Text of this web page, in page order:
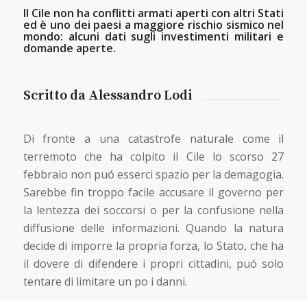
Il Cile non ha conflitti armati aperti con altri Stati
ed è uno dei paesi a maggiore rischio sismico nel
mondo: alcuni dati sugli investimenti militari e
domande aperte.
Scritto da Alessandro Lodi
Di fronte a una catastrofe naturale come il
terremoto che ha colpito il Cile lo scorso 27
febbraio non puó esserci spazio per la demagogia.
Sarebbe fin troppo facile accusare il governo per
la lentezza dei soccorsi o per la confusione nella
diffusione delle informazioni. Quando la natura
decide di imporre la propria forza, lo Stato, che ha
il dovere di difendere i propri cittadini, puó solo
tentare di limitare un po i danni.